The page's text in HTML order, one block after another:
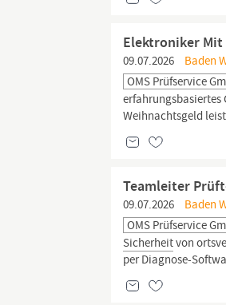
Elektroniker
09.07.2026
Baden
OMS Prüfservice
erfahrungsbasiertes
Weihnachtsgeld
Teamleiter
09.07.2026
Baden
OMS Prüfservice
Sicherheitvon
per Diagnose-